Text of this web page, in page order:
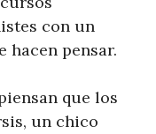
con un
hacen pensar.
que los
un chico